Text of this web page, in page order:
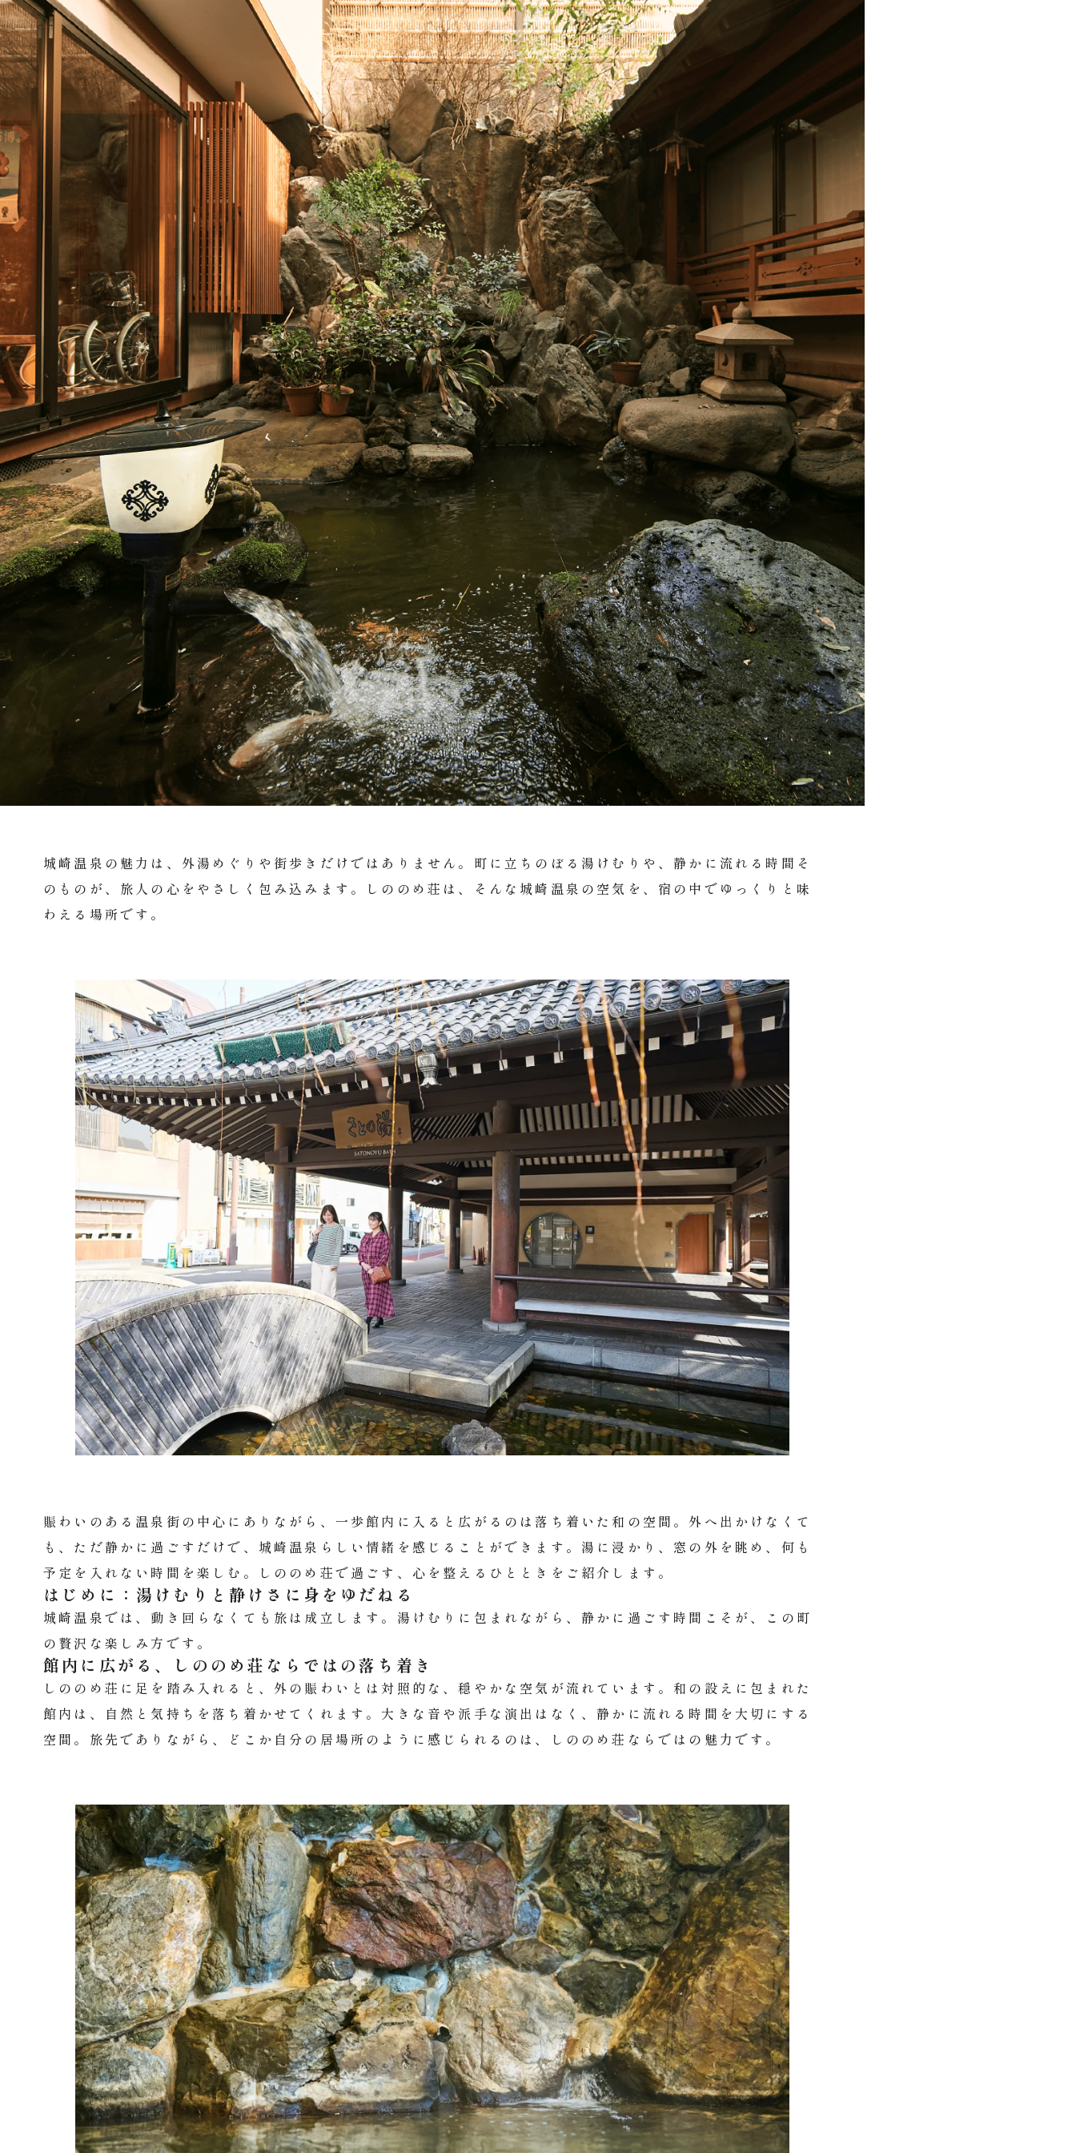
城崎温泉の魅力は、外湯めぐりや街歩きだけではありません。町に立ちのぼる湯けむりや、静かに流れる時間そ
のものが、旅人の心をやさしく包み込みます。しののめ荘は、そんな城崎温泉の空気を、宿の中でゆっくりと味
わえる場所です。
賑わいのある温泉街の中心にありながら、一歩館内に入ると広がるのは落ち着いた和の空間。外へ出かけなくて
も、ただ静かに過ごすだけで、城崎温泉らしい情緒を感じることができます。湯に浸かり、窓の外を眺め、何も
予定を入れない時間を楽しむ。しののめ荘で過ごす、心を整えるひとときをご紹介します。
はじめに：湯けむりと静けさに身をゆだねる
城崎温泉では、動き回らなくても旅は成立します。湯けむりに包まれながら、静かに過ごす時間こそが、この町
の贅沢な楽しみ方です。
館内に広がる、しののめ荘ならではの落ち着き
しののめ荘に足を踏み入れると、外の賑わいとは対照的な、穏やかな空気が流れています。和の設えに包まれた
館内は、自然と気持ちを落ち着かせてくれます。大きな音や派手な演出はなく、静かに流れる時間を大切にする
空間。旅先でありながら、どこか自分の居場所のように感じられるのは、しののめ荘ならではの魅力です。